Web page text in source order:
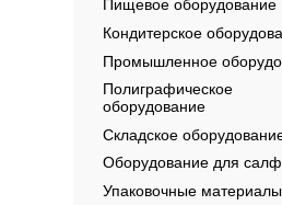
Кондитерское
Промышленное
Полиграфическое
оборудование
Складское
Оборудование для
Упаковочные материалы